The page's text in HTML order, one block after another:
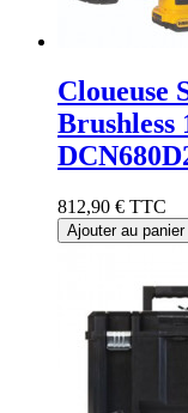
Cloueuse
Brushless
812,90 € TTC
Ajouter au panier